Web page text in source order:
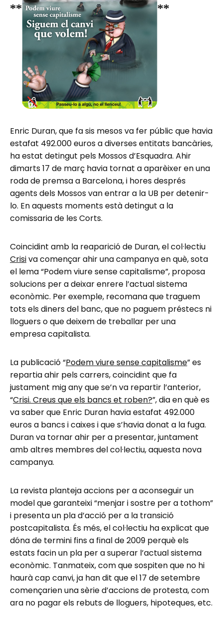
** **
Enric Duran, que fa sis mesos va fer públic que havia
estafat 492.000 euros a diverses entitats bancàries,
ha estat detingut pels Mossos d’Esquadra. Ahir
dimarts 17 de març havia tornat a aparèixer en una
roda de premsa a Barcelona, i hores després
agents dels Mossos van entrar a la UB per detenir-
lo. En aquests moments està detingut a la
comissaria de les Corts.
Coincidint amb la reaparició de Duran, el col·lectiu
Crisiva començar ahir una campanya en què, sota
el lema “Podem viure sense capitalisme”, proposa
solucions per a deixar enrere l’actual sistema
econòmic. Per exemple, recomana que traguem
tots els diners del banc, que no paguem préstecs ni
lloguers o que deixem de treballar per una
empresa capitalista.
La publicació “Podem viure sense capitalisme” es
repartia ahir pels carrers, coincidint que fa
justament mig any que se’n va repartir l’anterior,
“Crisi. Creus que els bancs et roben?”, dia en què es
va saber que Enric Duran havia estafat 492.000
euros a bancs i caixes i que s’havia donat a la fuga.
Duran va tornar ahir per a presentar, juntament
amb altres membres del col·lectiu, aquesta nova
campanya.
La revista planteja accions per a aconseguir un
model que garanteixi “menjar i sostre per a tothom”
i presenta un pla d’acció per a la transició
postcapitalista. És més, el col·lectiu ha explicat que
dóna de termini fins a final de 2009 perquè els
estats facin un pla per a superar l’actual sistema
econòmic. Tanmateix, com que sospiten que no hi
haurà cap canvi, ja han dit que el 17 de setembre
començarien una sèrie d’accions de protesta, com
ara no pagar els rebuts de lloguers, hipoteques, etc.